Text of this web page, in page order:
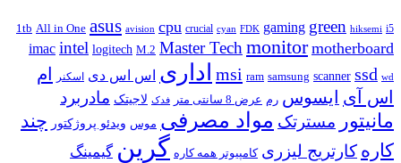
1tb All in One asus avision cpu crucial cyan FDK gaming green hiksemi i5
imac intel logitech M.2 Master Tech monitor motherboard
msi ram samsung scanner ssd wd اداری اس اس دی اسکنر
ام
اس آی
ایسوس رم عرض 8 سانتی متر فدک لاجیتک مادربرد
مانیتور مسترتک مواد مصرفی موس ویدئو پروژکتور چند
کاره کارتریج لیزری کامپیوتر همه کاره گرین گیمینگ